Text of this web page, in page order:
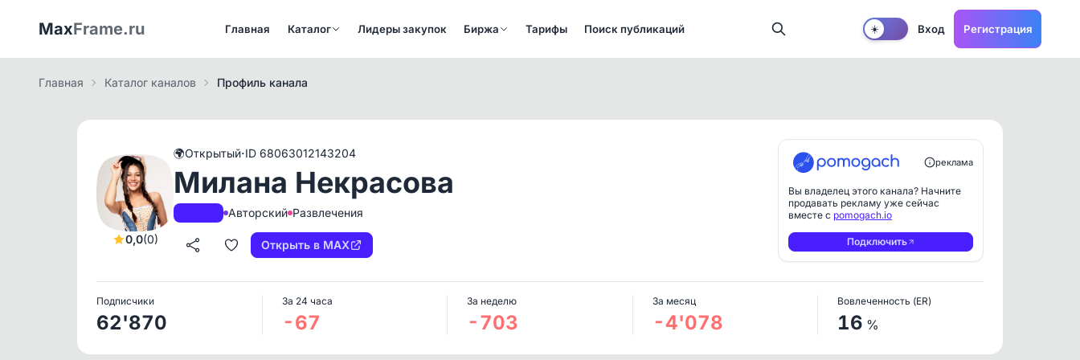
MaxFrame.ru Главная Каталог Лидеры закупок Биржа Тарифы Поиск публикаций ☀️ Вход Регистрация
Главная Каталог каналов Профиль канала
0,0(0)
🌍Открытый·ID 68063012143204
Милана Некрасова
Авторский Развлечения
Открыть в MAX
реклама
Вы владелец этого канала? Начните
продавать рекламу уже сейчас
вместе с pomogach.io
Подключить
Подписчики
62'870
За 24 часа
-67
За неделю
-703
За месяц
-4'078
Вовлеченность (ER)
16 %